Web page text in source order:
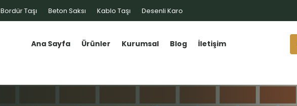
Bordür Taşı Beton Saksı Kablo Taşı Desenli Karo
Ana Sayfa Ürünler Kurumsal Blog İletişim